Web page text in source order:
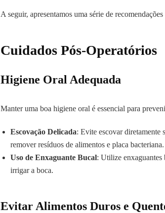
A seguir, apresentamos uma série de
Cuidados Pós-Operatórios
Higiene Oral Adequada
Manter uma boa higiene oral é essencial para
Escovação Delicada: Evite escovar diretamente
remover resíduos de alimentos e placa bacteriana.
Uso de Enxaguante Bucal: Utilize enxaguantes
irrigar a boca.
Evitar Alimentos Duros e